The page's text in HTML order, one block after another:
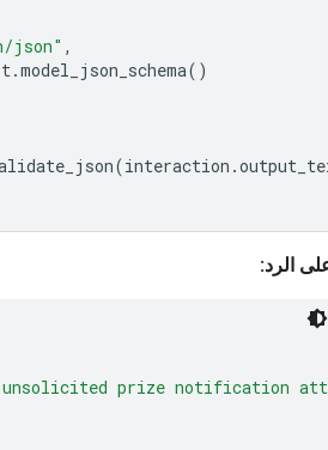
json" ,
.model_json_schema()
(interaction .
الرد:
unsolicited prize notification